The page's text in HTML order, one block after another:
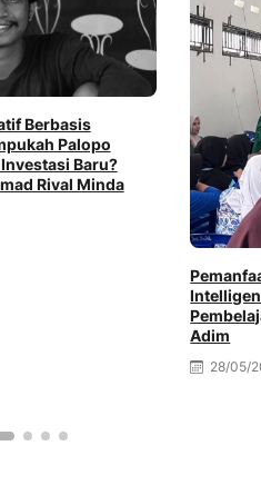
Berbasis
Palopo
Baru?
Rival Minda
Adim
28/05/